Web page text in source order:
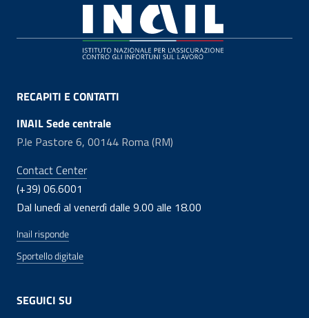
RECAPITI E CONTATTI
INAIL Sede centrale
P.le Pastore 6, 00144 Roma (RM)
Contact Center
(+39) 06.6001
Dal lunedì al venerdì dalle 9.00 alle 18.00
Inail risponde
Sportello digitale
SEGUICI SU